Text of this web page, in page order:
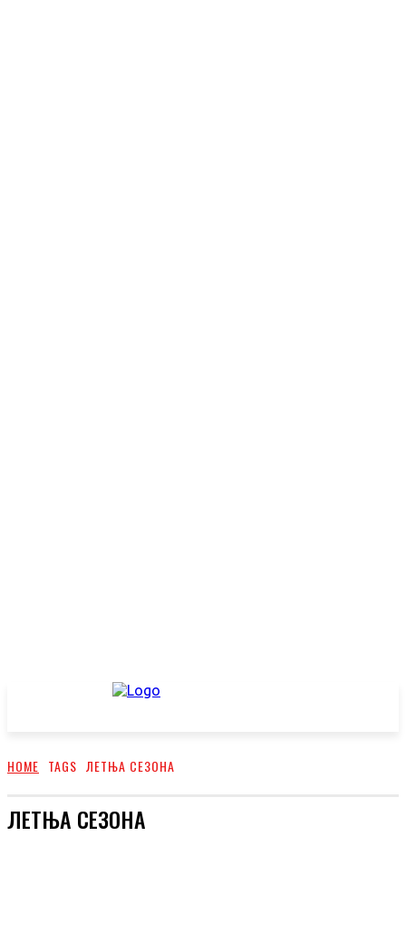
HOME TAGS ЛЕТЊА СЕЗОНА
ЛЕТЊА СЕЗОНА